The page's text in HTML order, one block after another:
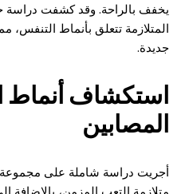
يخفف بالراحة. وقد كشفت دراسة
المتلازمة تتعلق بأنماط التنفس،
جديدة.
استكشاف أنماط
المصابين
أجريت دراسة شاملة على مجموعة